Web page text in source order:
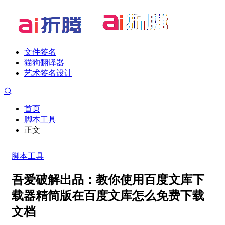
文件签名
猫狗翻译器
艺术签名设计
首页
脚本工具
正文
脚本工具
吾爱破解出品：教你使用百度文库下
载器精简版在百度文库怎么免费下载
文档